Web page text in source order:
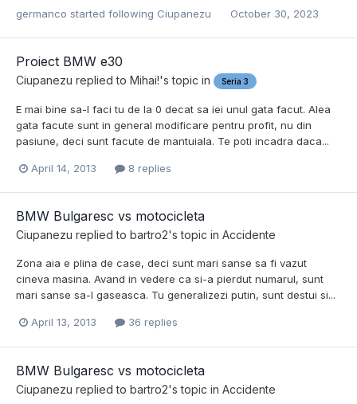
germanco started following Ciupanezu October 30, 2023
Proiect BMW e30
Ciupanezu replied to Mihai!'s topic in Seria 3
E mai bine sa-l faci tu de la 0 decat sa iei unul gata facut. Alea
gata facute sunt in general modificare pentru profit, nu din
pasiune, deci sunt facute de mantuiala. Te poti incadra daca...
April 14, 2013 8 replies
BMW Bulgaresc vs motocicleta
Ciupanezu replied to bartro2's topic in Accidente
Zona aia e plina de case, deci sunt mari sanse sa fi vazut
cineva masina. Avand in vedere ca si-a pierdut numarul, sunt
mari sanse sa-l gaseasca. Tu generalizezi putin, sunt destui si...
April 13, 2013 36 replies
BMW Bulgaresc vs motocicleta
Ciupanezu replied to bartro2's topic in Accidente